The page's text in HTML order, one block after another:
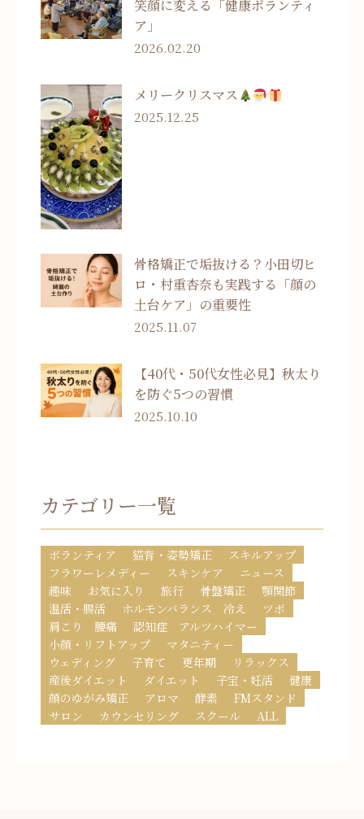
笑顔に変える「健康ボランティ
ア」
2026.02.20
メリークリスマス
2025.12.25
骨格矯正で垢抜ける？小田切ヒ
ロ・村重杏奈も実践する「顔の
土台ケア」の重要性
2025.11.07
【40代・50代女性必見】秋太り
を防ぐ5つの習慣
2025.10.10
カテゴリー一覧
ボランティア 猫背・姿勢矯正
スキルアップ
フラワーレメディー
スキンケア
ニュース
趣味
お気に入り 旅行 骨盤矯正
顎関節
温活・腸活
ホルモンバランス 冷え
ツボ
肩こり 腰痛
認知症 アルツハイマー
小顔・リフトアップ
マタニティー
ウェディング
子育て 更年期
リラックス
産後ダイエット
ダイエット 子宝・妊活
健康
顔のゆがみ矯正
アロマ 酵素
FMスタンド
サロン
カウンセリング スクール ALL